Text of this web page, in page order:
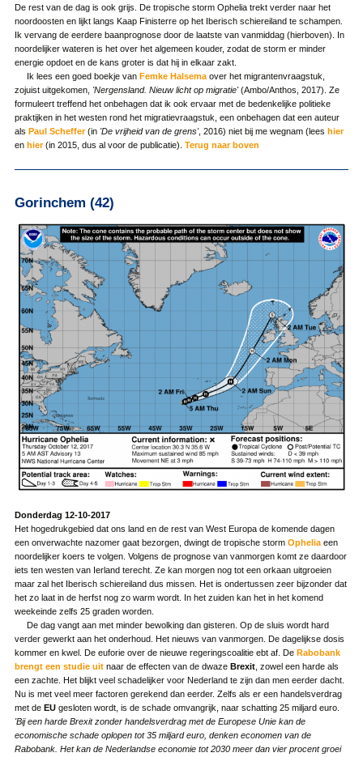
De rest van de dag is ook grijs. De tropische storm Ophelia trekt verder naar het
noordoosten en lijkt langs Kaap Finisterre op het Iberisch schiereiland te schampen.
Ik vervang de eerdere baanprognose door de laatste van vanmiddag (hierboven). In
noordelijker wateren is het over het algemeen kouder, zodat de storm er minder
energie opdoet en de kans groter is dat hij in elkaar zakt.
Ik lees een goed boekje vanFemke Halsema over het migrantenvraagstuk,
zojuist uitgekomen, 'Nergensland. Nieuw licht op migratie'(Ambo/Anthos, 2017). Ze
formuleert treffend het onbehagen dat ik ook ervaar met de bedenkelijke politieke
praktijken in het westen rond het migratievraagstuk, een onbehagen dat een auteur
als Paul Scheffer(in 'De vrijheid van de grens', 2016) niet bij me wegnam (lees hier
en hier(in 2015, dus al voor de publicatie). Terug naar boven
Gorinchem (42)
Donderdag 12-10-2017
Het hogedrukgebied dat ons land en de rest van West Europa de komende dagen
een onverwachte nazomer gaat bezorgen, dwingt de tropische storm Opheliaeen
noordelijker koers te volgen. Volgens de prognose van vanmorgen komt ze daardoor
iets ten westen van Ierland terecht. Ze kan morgen nog tot een orkaan uitgroeien
maar zal het Iberisch schiereiland dus missen. Het is ondertussen zeer bijzonder dat
het zo laat in de herfst nog zo warm wordt. In het zuiden kan het in het komend
weekeinde zelfs 25 graden worden.
De dag vangt aan met minder bewolking dan gisteren. Op de sluis wordt hard
verder gewerkt aan het onderhoud. Het nieuws van vanmorgen. De dagelijkse dosis
kommer en kwel. De euforie over de nieuwe regeringscoalitie ebt af. De Rabobank
brengt een studie uitnaar de effecten van de dwaze Brexit, zowel een harde als
een zachte. Het blijkt veel schadelijker voor Nederland te zijn dan men eerder dacht.
Nu is met veel meer factoren gerekend dan eerder. Zelfs als er een handelsverdrag
met de EUgesloten wordt, is de schade omvangrijk, naar schatting 25 miljard euro.
'Bij een harde Brexit zonder handelsverdrag met de Europese Unie kan de
economische schade oplopen tot 35 miljard euro, denken economen van de
Rabobank. Het kan de Nederlandse economie tot 2030 meer dan vier procent groei